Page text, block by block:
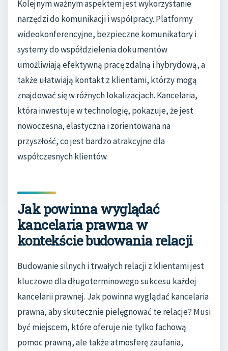
Kolejnym ważnym aspektem jest wykorzystanie
narzędzi do komunikacji i współpracy. Platformy
wideokonferencyjne, bezpieczne komunikatory i
systemy do współdzielenia dokumentów
umożliwiają efektywną pracę zdalną i hybrydową, a
także ułatwiają kontakt z klientami, którzy mogą
znajdować się w różnych lokalizacjach. Kancelaria,
która inwestuje w technologię, pokazuje, że jest
nowoczesna, elastyczna i zorientowana na
przyszłość, co jest bardzo atrakcyjne dla
współczesnych klientów.
Jak powinna wyglądać
kancelaria prawna w
kontekście budowania relacji
Budowanie silnych i trwałych relacji z klientami jest
kluczowe dla długoterminowego sukcesu każdej
kancelarii prawnej. Jak powinna wyglądać kancelaria
prawna, aby skutecznie pielęgnować te relacje? Musi
być miejscem, które oferuje nie tylko fachową
pomoc prawną, ale także atmosferę zaufania,